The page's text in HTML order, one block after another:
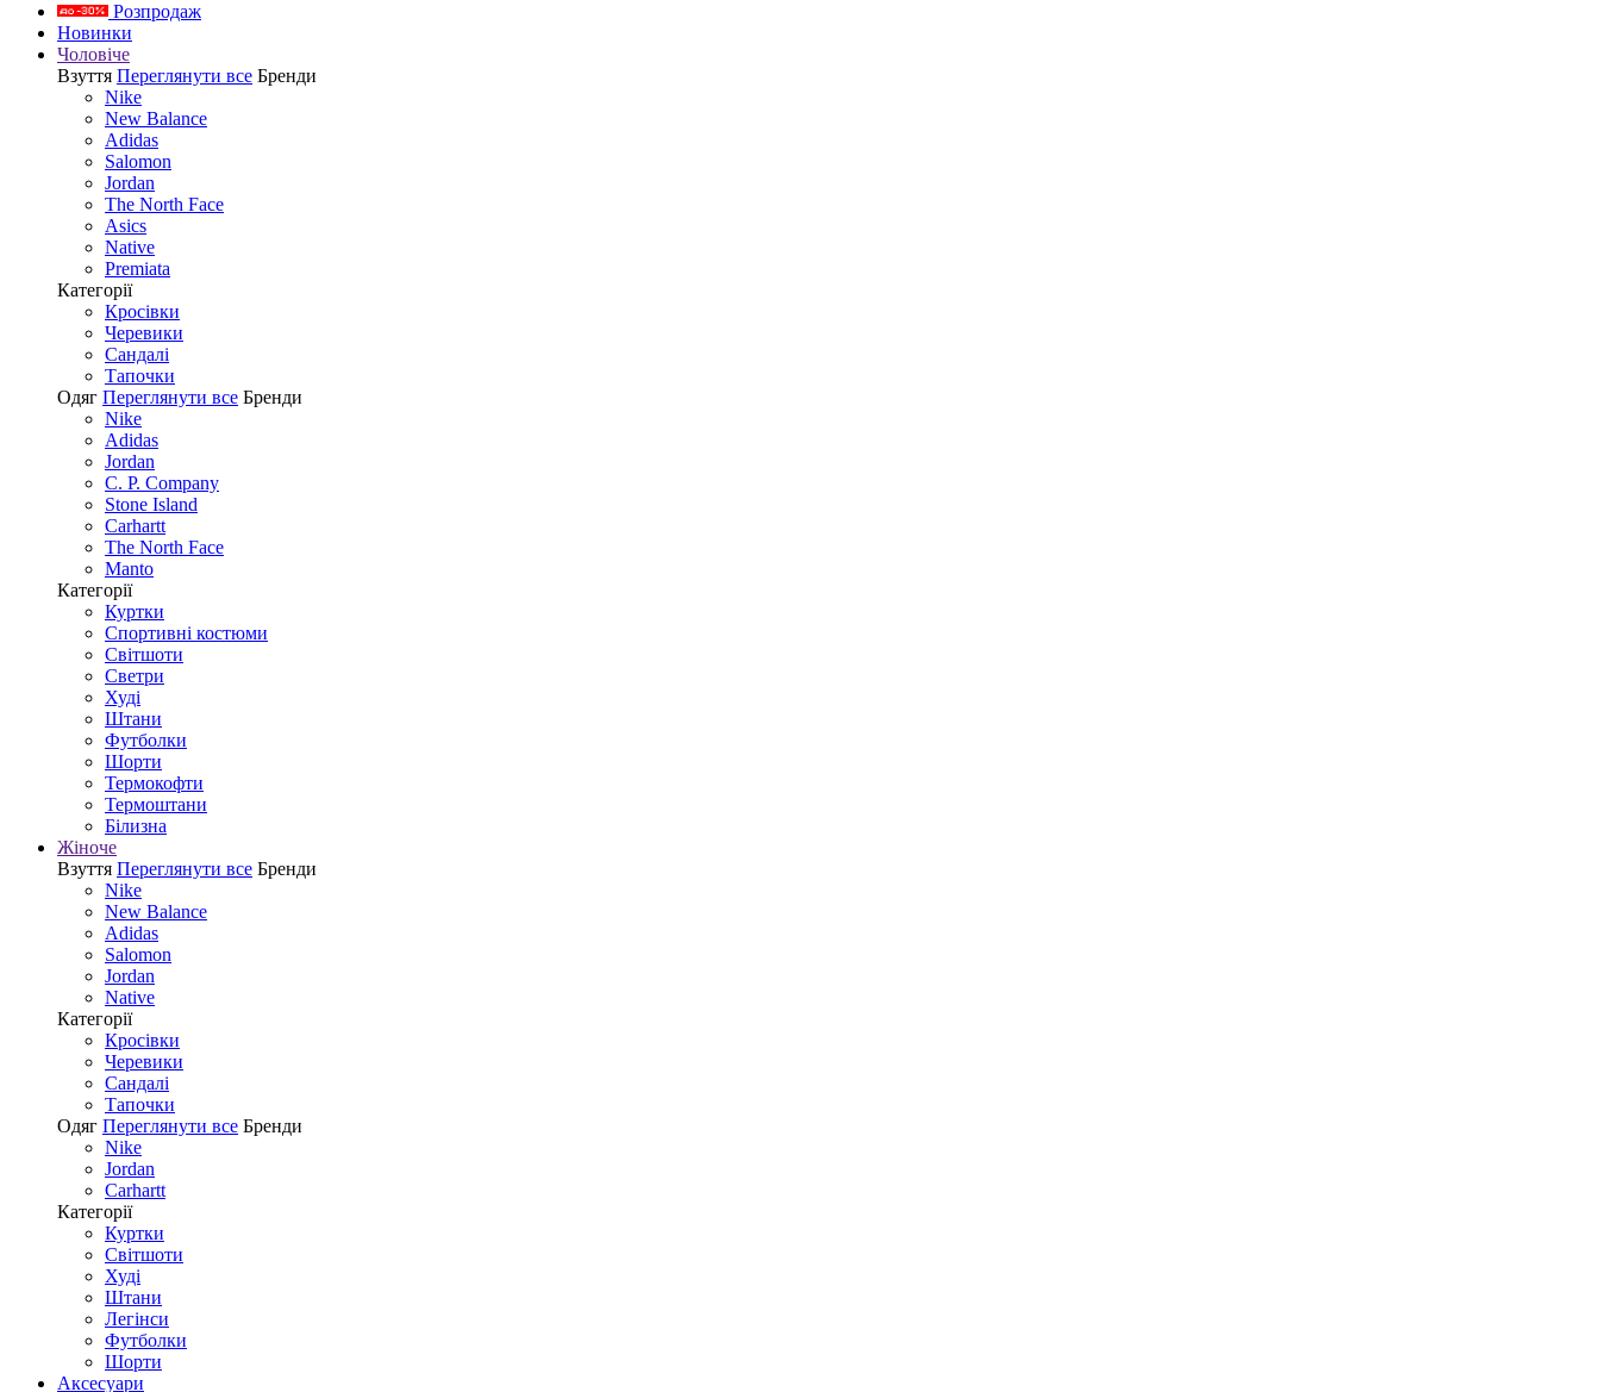
Розпродаж
Новинки
Чоловіче
Взуття Переглянути все Бренди
Nike
New Balance
Adidas
Salomon
Jordan
The North Face
Asics
Native
Premiata
Категорії
Кросівки
Черевики
Сандалі
Tапочки
Одяг Переглянути все Бренди
Nike
Adidas
Jordan
C. P. Company
Stone Island
Carhartt
The North Face
Manto
Категорії
Куртки
Спортивні костюми
Світшоти
Светри
Худі
Штани
Футболки
Шорти
Термокофти
Термоштани
Білизна
Жіноче
Взуття Переглянути все Бренди
Nike
New Balance
Adidas
Salomon
Jordan
Native
Категорії
Кросівки
Черевики
Сандалі
Tапочки
Одяг Переглянути все Бренди
Nike
Jordan
Carhartt
Категорії
Куртки
Світшоти
Худі
Штани
Легінси
Футболки
Шорти
Аксесуари